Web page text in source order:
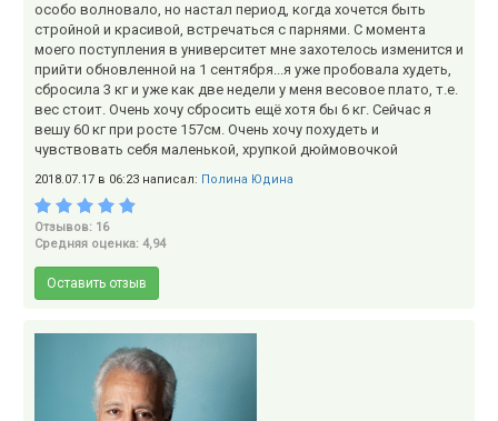
особо волновало, но настал период, когда хочется быть
стройной и красивой, встречаться с парнями. С момента
моего поступления в университет мне захотелось изменится и
прийти обновленной на 1 сентября...я уже пробовала худеть,
сбросила 3 кг и уже как две недели у меня весовое плато, т.е.
вес стоит. Очень хочу сбросить ещё хотя бы 6 кг. Сейчас я
вешу 60 кг при росте 157см. Очень хочу похудеть и
чувствовать себя маленькой, хрупкой дюймовочкой
2018.07.17 в 06:23 написал: Полина Юдина
Отзывов: 16
Средняя оценка: 4,94
Оставить отзыв